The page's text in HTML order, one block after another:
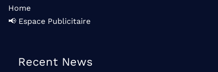
Home
📢 Espace Publicitaire
Recent News